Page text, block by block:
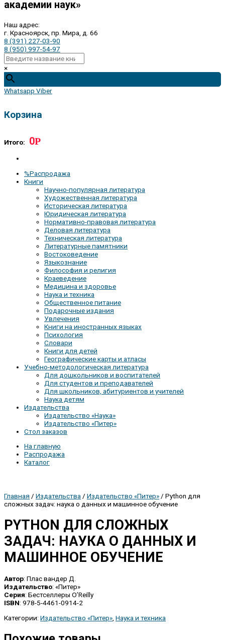
академии наук»
Наш адрес:
г. Красноярск, пр. Мира, д. 66
8 (391) 227-03-90
8 (950) 997-54-97
×
Whatsapp Viber
Корзина
Итого: 0Р
%Распродажа
Книги
Научно-популярная литература
Художественная литература
Историческая литература
Юридическая литература
Нормативно-правовая литература
Деловая литература
Техническая литература
Литературные памятники
Востоковедение
Языкознание
Философия и религия
Краеведение
Медицина и здоровье
Наука и техника
Общественное питание
Подарочные издания
Увлечения
Книги на иностранных языках
Психология
Словари
Книги для детей
Географические карты и атласы
Учебно-методологическая литература
Для дошкольников и воспитателей
Для студентов и преподавателей
Для школьников, абитуриентов и учителей
Наука детям
Издательства
Издательство «Наука»
Издательство «Питер»
Стол заказов
На главную
Распродажа
Каталог
Главная / Издательства / Издательство «Питер» / Python для
сложных задач: наука о данных и машинное обучение
PYTHON ДЛЯ СЛОЖНЫХ
ЗАДАЧ: НАУКА О ДАННЫХ И
МАШИННОЕ ОБУЧЕНИЕ
Автор: Плас вандер Д.
Издательство: «Питер»
Серия: Бестселлеры O’Reilly
ISBN: 978-5-4461-0914-2
Категории: Издательство «Питер» Наука и техника